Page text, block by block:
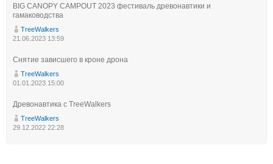
BIG CANOPY CAMPOUT 2023 фестиваль древонавтики и
гамаководства
TreeWalkers
21.06.2023 13:59
Снятие зависшего в кроне дрона
TreeWalkers
01.01.2023 15:00
Древонавтика с TreeWalkers
TreeWalkers
29.12.2022 22:28